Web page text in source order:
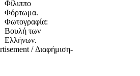
Φίλιππο
Φόρτωμα.
Φωτογραφία:
Βουλή των
Ελλήνων.
/ Διαφήμιση-